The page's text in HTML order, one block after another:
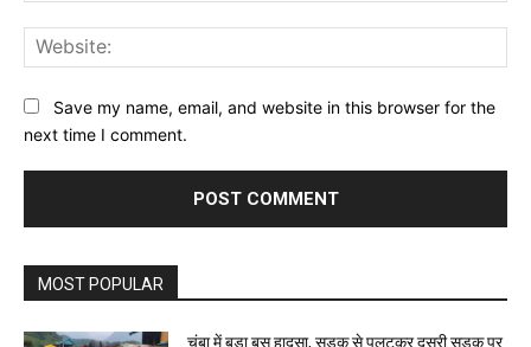
Save my name, email, and website in this browser for the
next time I comment.
MOST POPULAR
चंबा में बड़ा बस हादसा, सड़क से पलटकर दूसरी सड़क पर